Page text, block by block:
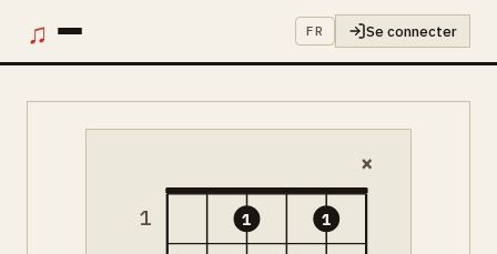
♫ FR Se connecter
1
×
1 1